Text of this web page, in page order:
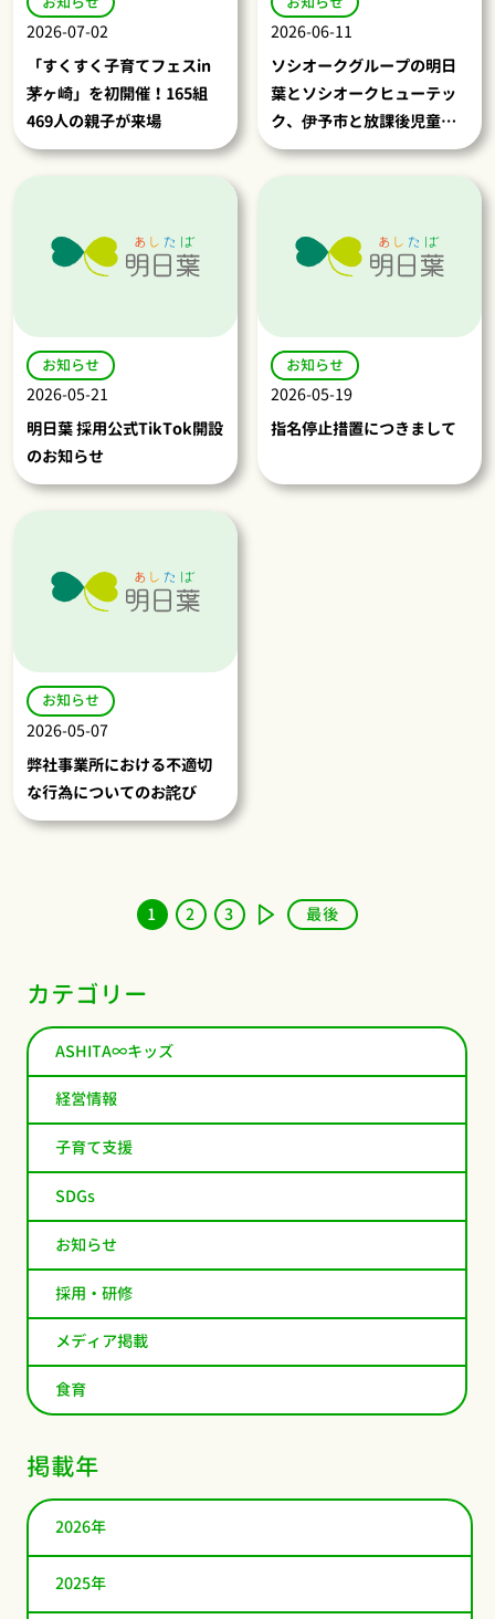
2026-07-02
「すくすく子育てフェスin
茅ヶ崎」を初開催！165組
469人の親子が来場
2026-06-11
ソシオークグループの明日
葉とソシオークヒューテッ
ク、伊予市と放課後児童ク
ラブに係るDX推進に向け協
きを刷新し、子育て世帯の
利便性向上へ―
お知らせ
2026-05-21
明日葉 採用公式TikTok開設
のお知らせ
お知らせ
2026-05-19
指名停止措置につきまして
お知らせ
2026-05-07
弊社事業所における不適切
な行為についてのお詫び
1 2 3 最後
カテゴリー
ASHITA∞キッズ
経営情報
子育て支援
SDGs
お知らせ
採用・研修
メディア掲載
食育
掲載年
2026年
2025年